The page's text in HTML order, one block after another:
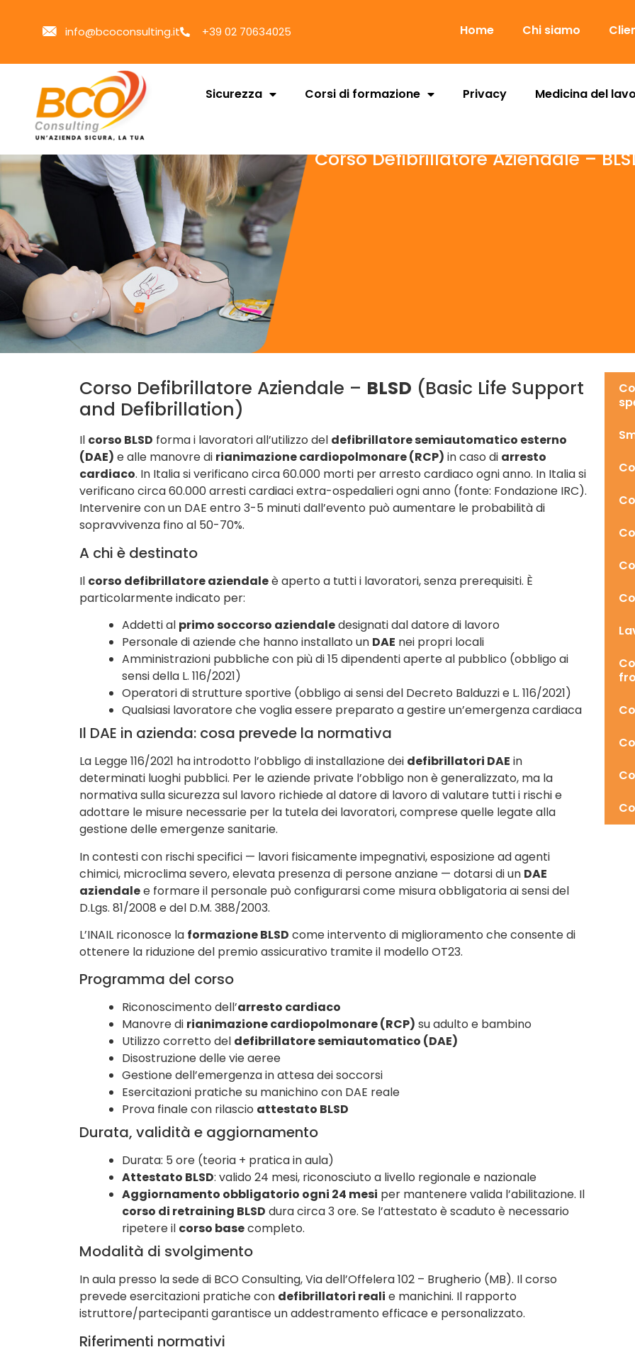
info@bcoconsulting.it +39 02 70634025 Home Chi siamo
Sicurezza Corsi di formazione Privacy Medicina del
Corso Defibrillatore Aziendale –
Corso Defibrillatore Aziendale – BLSD (Basic Life Support
and Defibrillation)
Il corso BLSD forma i lavoratori all’utilizzo del defibrillatore semiautomatico esterno
(DAE) e alle manovre di rianimazione cardiopolmonare (RCP) in caso di arresto
cardiaco. In Italia si verificano circa 60.000 morti per arresto cardiaco ogni anno. In Italia si
verificano circa 60.000 arresti cardiaci extra-ospedalieri ogni anno (fonte: Fondazione IRC).
Intervenire con un DAE entro 3-5 minuti dall’evento può aumentare le probabilità di
sopravvivenza fino al 50-70%.
A chi è destinato
Il corso defibrillatore aziendaleè aperto a tutti i lavoratori, senza prerequisiti. È
particolarmente indicato per:
Addetti al primo soccorso aziendaledesignati dal datore di lavoro
Personale di aziende che hanno installato un DAE nei propri locali
Amministrazioni pubbliche con più di 15 dipendenti aperte al pubblico (obbligo ai
sensi della L. 116/2021)
Operatori di strutture sportive (obbligo ai sensi del Decreto Balduzzi e L. 116/2021)
Qualsiasi lavoratore che voglia essere preparato a gestire un’emergenza cardiaca
Il DAE in azienda: cosa prevede la normativa
La Legge 116/2021 ha introdotto l’obbligo di installazione dei defibrillatori DAE in
determinati luoghi pubblici. Per le aziende private l’obbligo non è generalizzato, ma la
normativa sulla sicurezza sul lavoro richiede al datore di lavoro di valutare tutti i rischi e
adottare le misure necessarie per la tutela dei lavoratori, comprese quelle legate alla
gestione delle emergenze sanitarie.
In contesti con rischi specifici — lavori fisicamente impegnativi, esposizione ad agenti
chimici, microclima severo, elevata presenza di persone anziane — dotarsi di un DAE
aziendalee formare il personale può configurarsi come misura obbligatoria ai sensi del
D.Lgs. 81/2008 e del D.M. 388/2003.
L’INAIL riconosce la formazione BLSD come intervento di miglioramento che consente di
ottenere la riduzione del premio assicurativo tramite il modello OT23.
Programma del corso
Riconoscimento dell’arresto cardiaco
Manovre di rianimazione cardiopolmonare (RCP) su adulto e bambino
Utilizzo corretto del defibrillatore semiautomatico (DAE)
Disostruzione delle vie aeree
Gestione dell’emergenza in attesa dei soccorsi
Esercitazioni pratiche su manichino con DAE reale
Prova finale con rilascio attestato BLSD
Durata, validità e aggiornamento
Durata: 5 ore (teoria + pratica in aula)
Attestato BLSD: valido 24 mesi, riconosciuto a livello regionale e nazionale
Aggiornamento obbligatorio ogni 24 mesi per mantenere valida l’abilitazione. Il
corso di retraining BLSD dura circa 3 ore. Se l’attestato è scaduto è necessario
ripetere il corso basecompleto.
Modalità di svolgimento
In aula presso la sede di BCO Consulting, Via dell’Offelera 102 – Brugherio (MB). Il corso
prevede esercitazioni pratiche con defibrillatori reali e manichini. Il rapporto
istruttore/partecipanti garantisce un addestramento efficace e personalizzato.
Riferimenti normativi